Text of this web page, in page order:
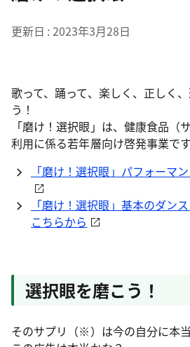
更新日 2023年3月28日
歌って、踊って、楽しく、正しく
う！
「磨け！選択眼」は、健康食品（
利用に係る若年層向け啓発事業です
「磨け！選択眼」パフォーマ
「磨け！選択眼」基本のダン
こちらから
選択眼を磨こう！
そのサプリ（※）は今の自分に本